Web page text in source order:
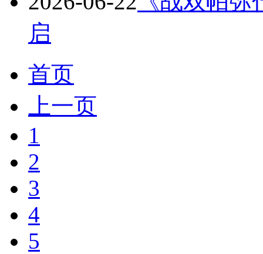
启
首页
上一页
1
2
3
4
5